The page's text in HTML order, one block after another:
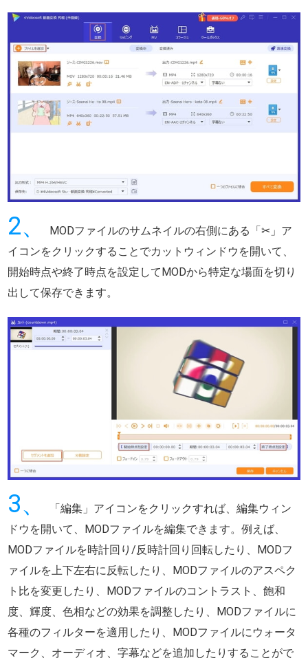
2、
MODファイルのサムネイルの右側にある「✂」ア
イコンをクリックすることでカットウィンドウを開いて、
開始時点や終了時点を設定してMODから特定な場面を切り
出して保存できます。
3、
「編集」アイコンをクリックすれば、編集ウィン
ドウを開いて、MODファイルを編集できます。例えば、
MODファイルを時計回り/反時計回り回転したり、MODフ
ァイルを上下左右に反転したり、MODファイルのアスペク
ト比を変更したり、MODファイルのコントラスト、飽和
度、輝度、色相などの効果を調整したり、MODファイルに
各種のフィルターを適用したり、MODファイルにウォータ
マーク、オーディオ、字幕などを追加したりすることがで